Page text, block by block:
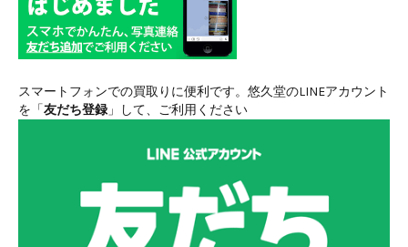
スマートフォンでの買取りに便利です。悠久堂のLINEアカウント
を「友だち登録 」して、ご利用ください